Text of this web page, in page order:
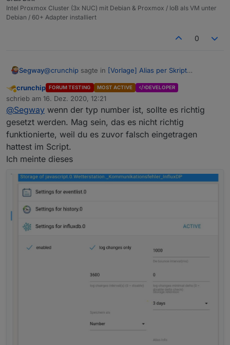
Intel Proxmox Cluster (3x NUC) mit Debian & Proxmox / IoB als VM unter
Debian / 60+ Adapter installiert
0
Segway@crunchip sagte in [Vorlage] Alias per Skript
@Segwaywenn 1 und 0 im Datenpunkt
geschrieben wird, passt es doch.
Klick doch rechts mal auf den
Schraubenschlüssel beim Datenpunkt und guck
unter influx nach, was da angegeben ist. Da
muss number angegeben sein. Wenn nicht, erst
deaktivieren, dann in der influx den DP löschen,
Ich hatte doch HIER
genau das gepostet.
es landet halt NICHT number im Wert und die Lösung
es manuell zu ändern ist doch keine Lösung. Warum ?
Weil ich ca. 30-40 Werte habe, wo ich das jeweils
manuell ändern müsste.
Daher die Frage wo das problem liegt um es gleich
richtig zu machen
Abwesend
crunchip FORUM TESTING MOST ACTIVE DEVELOPER
schrieb am 16. Dez. 2020, 12:21
zuletzt editiert von
@Segway wenn der typ number ist, sollte es richtig
gesetzt werden. Mag sein, das es nicht richtig
funktionierte, weil du es zuvor falsch eingetragen
hattest im Script.
Ich meinte dieses